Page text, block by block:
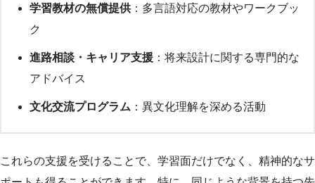
学習教材の無償提供 ：多言語対応の教材やワークブッ
ク
進路相談・キャリア支援 ：将来設計に関する専門的な
アドバイス
文化交流プログラム ：異文化理解を深める活動
これらの支援を受けることで、学習面だけでなく、精神的なサ